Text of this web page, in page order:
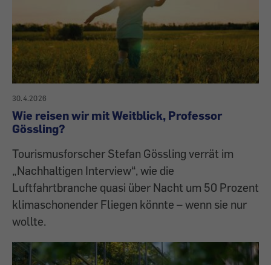
30.4.2026
Wie reisen wir mit Weitblick, Professor
Gössling?
Tourismusforscher Stefan Gössling verrät im
„Nachhaltigen Interview“, wie die
Luftfahrtbranche quasi über Nacht um 50 Prozent
klimaschonender Fliegen könnte – wenn sie nur
wollte.